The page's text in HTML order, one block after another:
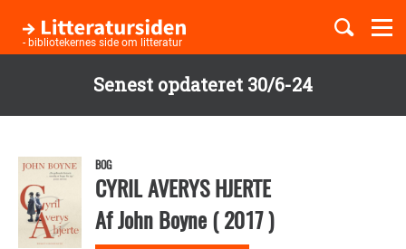
Senest opdateret 30/6-24
hovedindhold
- bibliotekernes side om litteratur
Børnebøger
Temaer
BOG
CYRIL AVERYS HJERTE
AfJohn Boyne(2017)